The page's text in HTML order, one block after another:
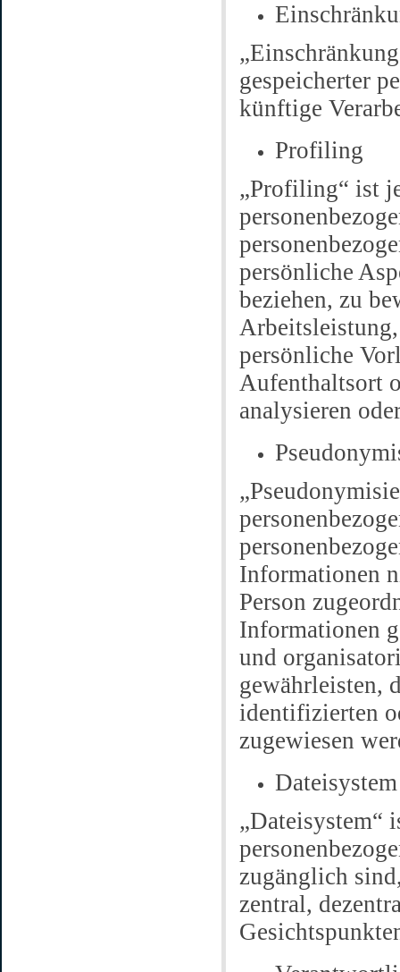
gespeicherter
künftige
Profiling
„Profiling“ ist
persönliche
beziehen, zu
persönliche
Aufenthaltsort
analysieren
Informationen
Person
Informationen
und
gewährleisten,
identifizierten
zugewiesen
Dateisystem
„Dateisystem“
zugänglich
zentral,